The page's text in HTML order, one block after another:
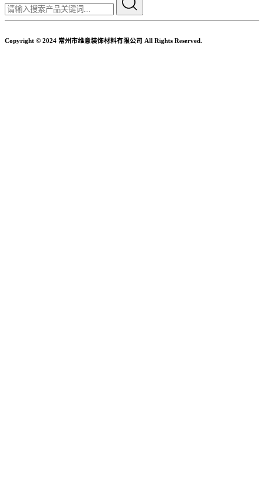
Copyright © 2024 常州市维意装饰材料有限公司 All Rights Reserved.